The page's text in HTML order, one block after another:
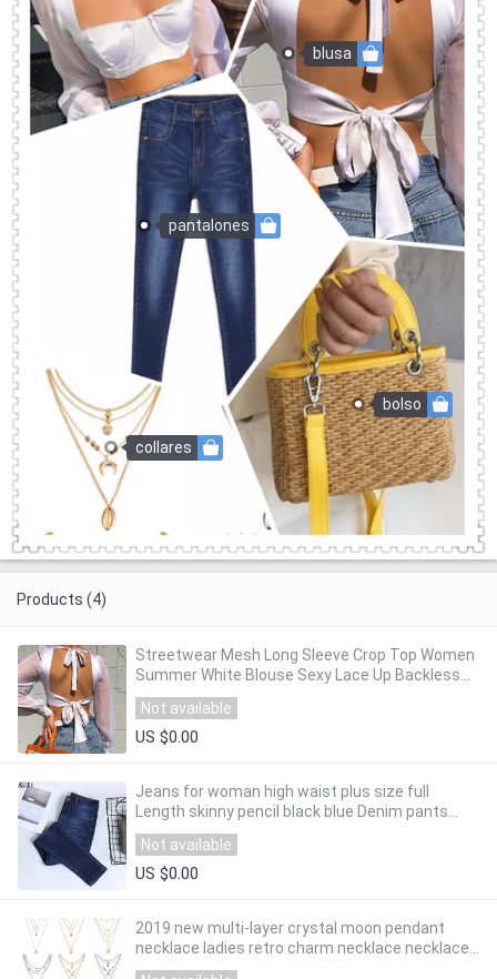
blusa
pantalones
collares
bolso
Products (4)
Streetwear Mesh Long Sleeve Crop Top Women
Summer White Blouse Sexy Lace Up Backless
Ladies Tops Shirt blusas mujer de moda 2019
Not available
US $0.00
Jeans for woman high waist plus size full
Length skinny pencil black blue Denim pants
100kg
Not available
US $0.00
2019 new multi-layer crystal moon pendant
necklace ladies retro charm necklace necklace
party jewelry accessories